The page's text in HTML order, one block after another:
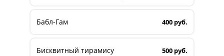
Бабл-Гам 400 руб.
Бисквитный тирамису 500 руб.